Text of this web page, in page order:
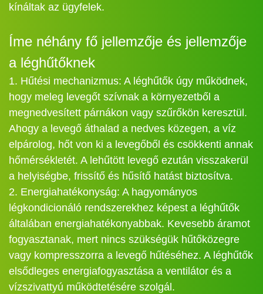
kínáltak az ügyfelek.
Íme néhány fő jellemzője és jellemzője
a léghűtőknek
1. Hűtési mechanizmus: A léghűtők úgy működnek,
hogy meleg levegőt szívnak a környezetből a
megnedvesített párnákon vagy szűrőkön keresztül.
Ahogy a levegő áthalad a nedves közegen, a víz
elpárolog, hőt von ki a levegőből és csökkenti annak
hőmérsékletét. A lehűtött levegő ezután visszakerül
a helyiségbe, frissítő és hűsítő hatást biztosítva.
2. Energiahatékonyság: A hagyományos
légkondicionáló rendszerekhez képest a léghűtők
általában energiahatékonyabbak. Kevesebb áramot
fogyasztanak, mert nincs szükségük hűtőközegre
vagy kompresszorra a levegő hűtéséhez. A léghűtők
elsődleges energiafogyasztása a ventilátor és a
vízszivattyú működtetésére szolgál.